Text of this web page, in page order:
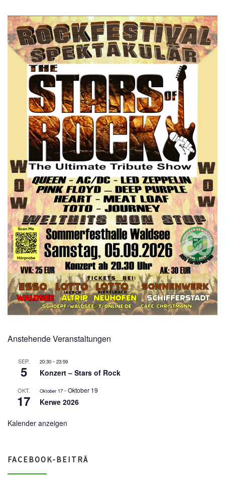
Anstehende Veranstaltungen
SEP.
5
20:30 - 23:59
Konzert – Stars of Rock
OKT.
17
Oktober 17 -Oktober 19
Kerwe 2026
Kalender anzeigen
FACEBOOK-BEITRÄ